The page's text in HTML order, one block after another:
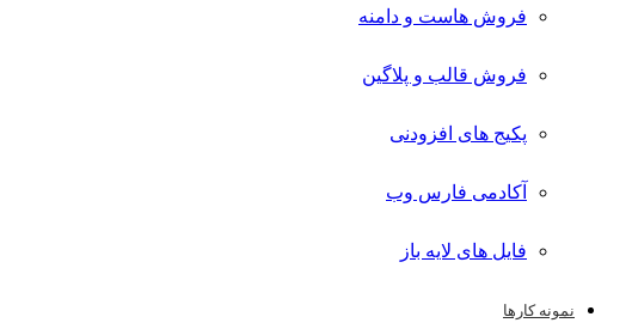
فروش هاست و دامنه
فروش قالب و پلاگین
پکیج های افزودنی
آکادمی فارس وب
فایل های لایه باز
نمونه کارها